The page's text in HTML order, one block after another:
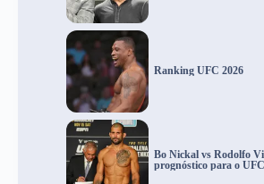
Ranking UFC 2026
Bo Nickal vs Rodolfo
prognóstico para o